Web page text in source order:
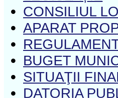
CONSILIUL
APARAT
BUGET
SITUAŢII
DATORIA